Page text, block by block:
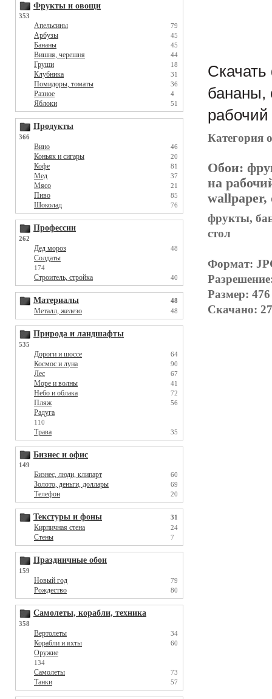
Фрукты и овощи
353
Апельсины 79
Арбузы 45
Бананы 45
Вишня, черешня 44
Груши 18
Клубника 31
Помидоры, томаты 36
Разное 4
Яблоки 51
Продукты
366
Вино 46
Коньяк и сигары 20
Кофе 81
Мед 37
Мясо 21
Пиво 85
Шоколад 76
Профессии
262
Дед мороз 48
Солдаты
174
Строитель, стройка 40
Материалы 48
Металл, железо 48
Природа и ландшафты
535
Дороги и шоссе 64
Космос и луна 90
Лес 67
Море и волны 41
Небо и облака 72
Пляж 56
Радуга
110
Трава 35
Бизнес и офис
149
Бизнес, люди, клипарт 60
Золото, деньги, доллары 69
Телефон 20
Текстуры и фоны 31
Кирпичная стена 24
Стены 7
Праздничные обои
159
Новый год 79
Рождество 80
Самолеты, корабли, техника
358
Вертолеты 34
Корабли и яхты 60
Оружие
134
Самолеты 73
Танки 57
бананы,
рабочий
Категория
Обои:
на
wallpaper,
фрукты,
стол
Формат:
Размер:
Скачано: